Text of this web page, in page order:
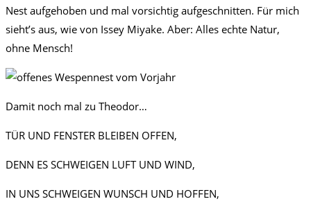
Nest aufgehoben und mal vorsichtig aufgeschnitten. Für mich
sieht’s aus, wie von Issey Miyake. Aber: Alles echte Natur,
ohne Mensch!
Damit noch mal zu Theodor…
TÜR UND FENSTER BLEIBEN OFFEN,
DENN ES SCHWEIGEN LUFT UND WIND,
IN UNS SCHWEIGEN WUNSCH UND HOFFEN,